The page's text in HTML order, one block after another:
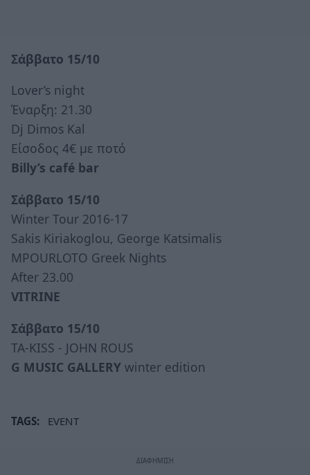
Σάββατο 15/10
Lover’s night
Έναρξη: 21.30
Dj Dimos Kal
Είσοδος 4€ με ποτό
Billy’s café bar
Σάββατο 15/10
Winter Tour 2016-17
Sakis Kiriakoglou, George Katsimalis
MPOURLOTO Greek Nights
After 23.00
VITRINE
Σάββατο 15/10
TA-KISS - JOHN ROUS
G MUSIC GALLERY winter edition
TAGS: EVENT